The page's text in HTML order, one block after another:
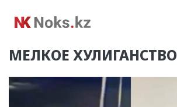
МЕЛКОЕ ХУЛИГАНСТВО